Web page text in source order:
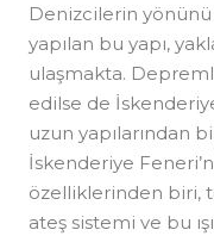
Denizcilerin yönünü
yapılan bu yapı,
ulaşmakta.
edilse de
uzun yapılarından
İskenderiye
özelliklerinden biri,
ateş sistemi ve bu